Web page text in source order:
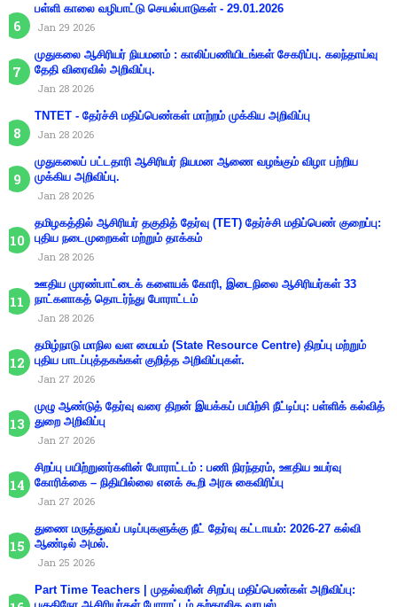
பள்ளி காலை வழிபாட்டு செயல்பாடுகள் - 29.01.2026
Jan 29 2026
முதுகலை ஆசிரியர் நியமனம் : காலிப்பணியிடங்கள் சேகரிப்பு. கலந்தாய்வு
தேதி விரைவில் அறிவிப்பு.
Jan 28 2026
TNTET - தேர்ச்சி மதிப்பெண்கள் மாற்றம் முக்கிய அறிவிப்பு
Jan 28 2026
முதுகலைப் பட்டதாரி ஆசிரியர் நியமன ஆணை வழங்கும் விழா பற்றிய
முக்கிய அறிவிப்பு.
Jan 28 2026
தமிழகத்தில் ஆசிரியர் தகுதித் தேர்வு (TET) தேர்ச்சி மதிப்பெண் குறைப்பு:
புதிய நடைமுறைகள் மற்றும் தாக்கம்
Jan 28 2026
ஊதிய முரண்பாட்டைக் களையக் கோரி, இடைநிலை ஆசிரியர்கள் 33
நாட்களாகத் தொடர்ந்து போராட்டம்
Jan 28 2026
தமிழ்நாடு மாநில வள மையம் (State Resource Centre) திறப்பு மற்றும்
புதிய பாடப்புத்தகங்கள் குறித்த அறிவிப்புகள்.
Jan 27 2026
முழு ஆண்டுத் தேர்வு வரை திறன் இயக்கப் பயிற்சி நீட்டிப்பு: பள்ளிக் கல்வித்
துறை அறிவிப்பு
Jan 27 2026
சிறப்பு பயிற்றுனர்களின் போராட்டம் : பணி நிரந்தரம், ஊதிய உயர்வு
கோரிக்கை – நிதியில்லை எனக் கூறி அரசு கைவிரிப்பு
Jan 27 2026
துணை மருத்துவப் படிப்புகளுக்கு நீட் தேர்வு கட்டாயம்: 2026-27 கல்வி
ஆண்டில் அமல்.
Jan 25 2026
Part Time Teachers | முதல்வரின் சிறப்பு மதிப்பெண்கள் அறிவிப்பு: